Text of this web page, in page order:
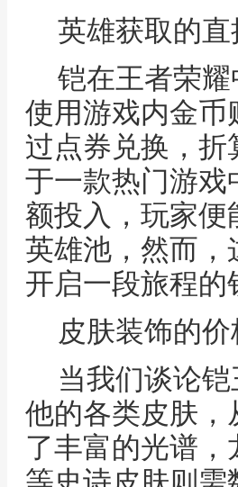
英雄获取的直
铠在王者荣
使用游戏内金币
过点券兑换，折
于一款热门游戏
额投入，玩家便
英雄池，然而，
开启一段旅程的
皮肤装饰的
当我们谈论
他的各类皮肤，
了丰富的光谱